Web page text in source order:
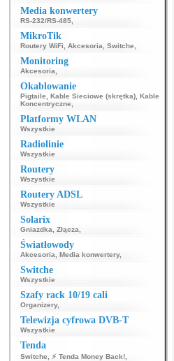
Media konwertery
RS-232/RS-485
MikroTik
Routery WiFi Akcesoria Switche
Monitoring
Akcesoria
Okablowanie
Pigtaile Kable Sieciowe (skrętka) Kable
Koncentryczne
Platformy WLAN
Wszystkie
Radiolinie
Wszystkie
Routery
Wszystkie
Routery ADSL
Wszystkie
Solarix
Gniazdka Złącza
Światłowody
Akcesoria Media konwertery,
Switche
Wszystkie
Szafy rack 10/19 cali
Organizery,
Telewizja cyfrowa DVB-T
Wszystkie
Tenda
Switche ⚡ Tenda Money Back!